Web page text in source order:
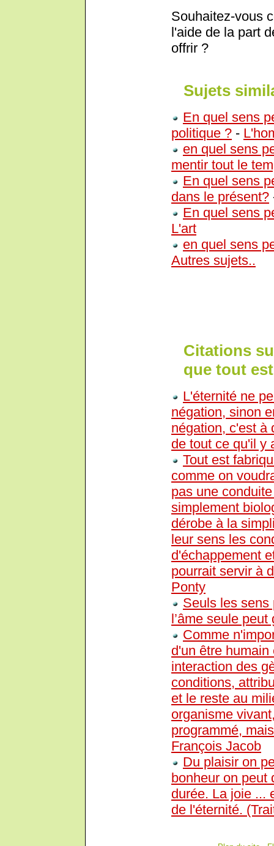
Souhaitez-vous
l'aide de la part
offrir ?
Sujets
En quel sens
politique ? -
en quel sens
mentir tout le
En quel sens
dans le présent?
En quel sens
L'art
en quel sens
Autres sujets..
Citations
que tout
L'éternité ne
négation, sinon
négation, c'est à
de tout ce qu'il y
Tout est
comme on
pas une
simplement
dérobe à la
leur sens les
d'échappement
pourrait servir à
Ponty
Seuls les sens
l’âme seule
Comme
d'un être
interaction des
conditions,
et le reste au
organisme
programmé,
François Jacob
Du plaisir on
bonheur on peut
durée. La joie ...
de l'éternité.